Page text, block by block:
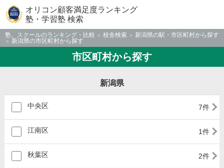
オリコン顧客満足度ランキング
塾・学習塾 検索
塾、スクールのランキング・比較 校舎検索
新潟県の駅・市区町村から探す
新潟県の市区町村から探す
市区町村から探す
新潟県
中央区 7件
江南区 1件
秋葉区 2件